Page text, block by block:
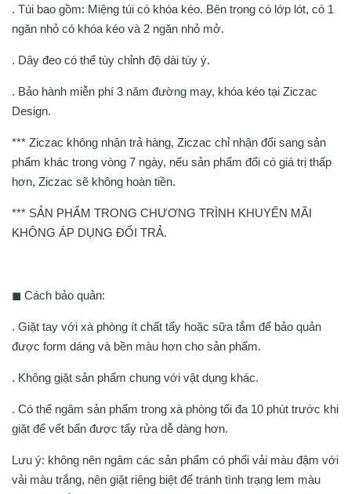
. Túi bao gồm: Miệng túi có khóa kéo. Bên trong có lớp lót, có 1
ngăn nhỏ có khóa kéo và 2 ngăn nhỏ mở.
. Dây đeo có thể tùy chỉnh độ dài tùy ý.
. Bảo hành miễn phí 3 năm đường may, khóa kéo tại Ziczac
Design.
*** Ziczac không nhận trả hàng, Ziczac chỉ nhận đổi sang sản
phẩm khác trong vòng 7 ngày, nếu sản phẩm đổi có giá trị thấp
hơn, Ziczac sẽ không hoàn tiền.
*** SẢN PHẨM TRONG CHƯƠNG TRÌNH KHUYẾN MÃI
KHÔNG ÁP DỤNG ĐỔI TRẢ.
◼ Cách bảo quản:
. Giặt tay với xà phòng ít chất tẩy hoặc sữa tắm để bảo quản
được form dáng và bền màu hơn cho sản phẩm.
. Không giặt sản phẩm chung với vật dụng khác.
. Có thể ngâm sản phẩm trong xà phòng tối đa 10 phút trước khi
giặt để vết bẩn được tẩy rửa dễ dàng hơn.
Lưu ý: không nên ngâm các sản phẩm có phối vải màu đậm với
vải màu trắng, nên giặt riêng biệt để tránh tình trạng lem màu